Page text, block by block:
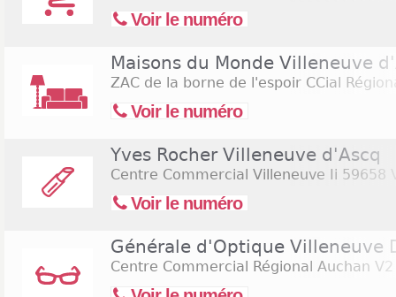
Voir le numéro
Maisons du Monde Villeneuve
ZAC de la borne de l'espoir CCial
Voir le numéro
Yves Rocher Villeneuve d'Ascq
Centre Commercial Villeneuve Ii 59658
Voir le numéro
Générale d'Optique Villeneuve
Centre Commercial Régional Auchan V2